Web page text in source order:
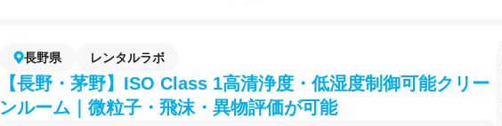
化合物合成/TLC
用途例
・自社に有機合成設備がなく外部のラボを一時的に借りたいスタートアッ
プ・ベンチャーが、 グローブボックス・ドラフト
や低〜中 分子の合成実験を進めたい場合に活用できる
長野県 レンタルラボ
【長野・茅野】ISO Class 1高清浄度・低湿度制御可能クリー
ンルーム｜微粒子・飛沫・異物評価が可能